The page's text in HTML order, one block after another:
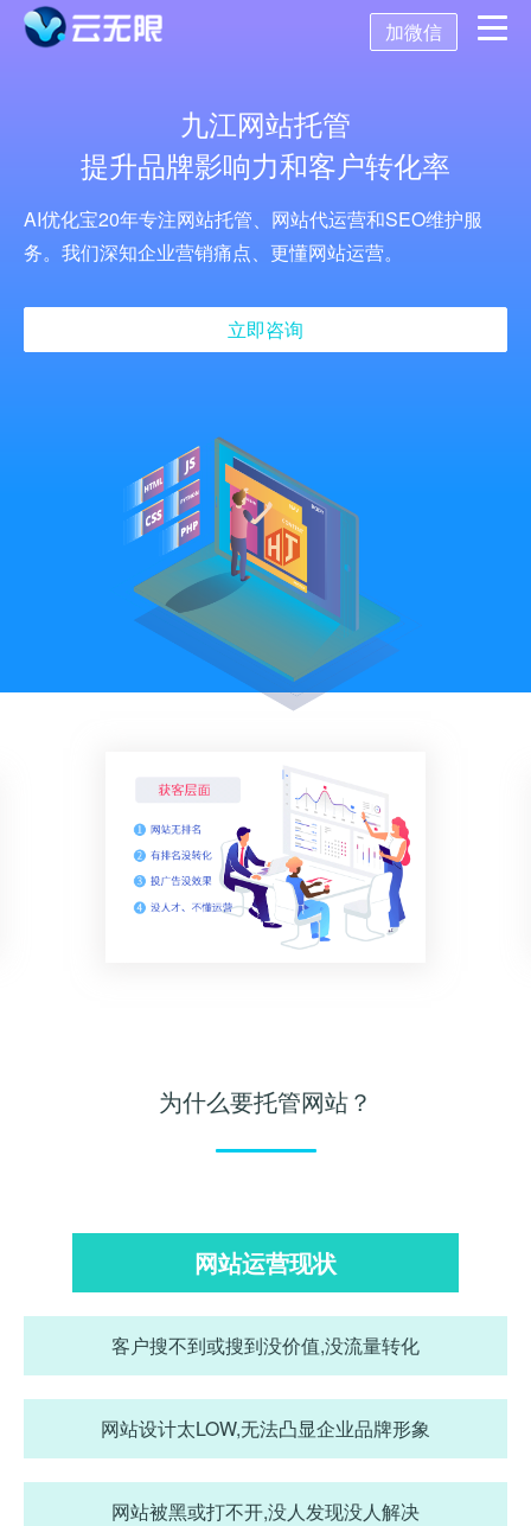
加微信
营销推广
数字化营销
新媒体营销
舆情监控
H5制作营销
数字化建设
网站建设
APP开发
物联网开发
SEO优化
网站优化方案
关键词优化
SEO优化顾问
SEO技术
SEO服务报价
SEO优化公司
整站SEO优化
关于我们
管理团队
加入我们
九江网站托管
提升品牌影响力和客户转化率
AI优化宝20年专注网站托管、网站代运营和SEO维护服
务。我们深知企业营销痛点、更懂网站运营。
立即咨询
为什么要托管网站？
网站运营现状
客户搜不到或搜到没价值,没流量转化
网站设计太LOW,无法凸显企业品牌形象
网站被黑或打不开,没人发现没人解决